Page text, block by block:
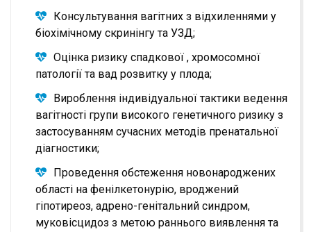
Консультування вагітних з відхиленнями у
біохімічному скринінгу та УЗД;
Оцінка ризику спадкової , хромосомної
патології та вад розвитку у плода;
Вироблення індивідуальної тактики ведення
вагітності групи високого генетичного ризику з
застосуванням сучасних методів пренатальної
діагностики;
Проведення обстеження новонароджених
області на фенілкетонурію, вроджений
гіпотиреоз, адрено-генітальний синдром,
муковісцидоз з метою раннього виявлення та